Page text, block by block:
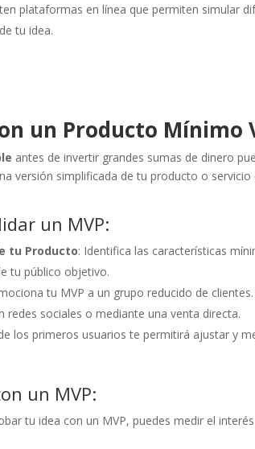
plataformas en línea que permiten simular
tu idea.
un Producto Mínimo
antes de invertir grandes sumas de dinero
versión simplificada de tu producto o
un MVP:
tu Producto: Identifica las características
tu público objetivo.
tu MVP a un grupo reducido de
redes sociales o mediante una venta directa.
los primeros usuarios te permitirá ajustar y
un MVP:
tu idea con un MVP, puedes medir el